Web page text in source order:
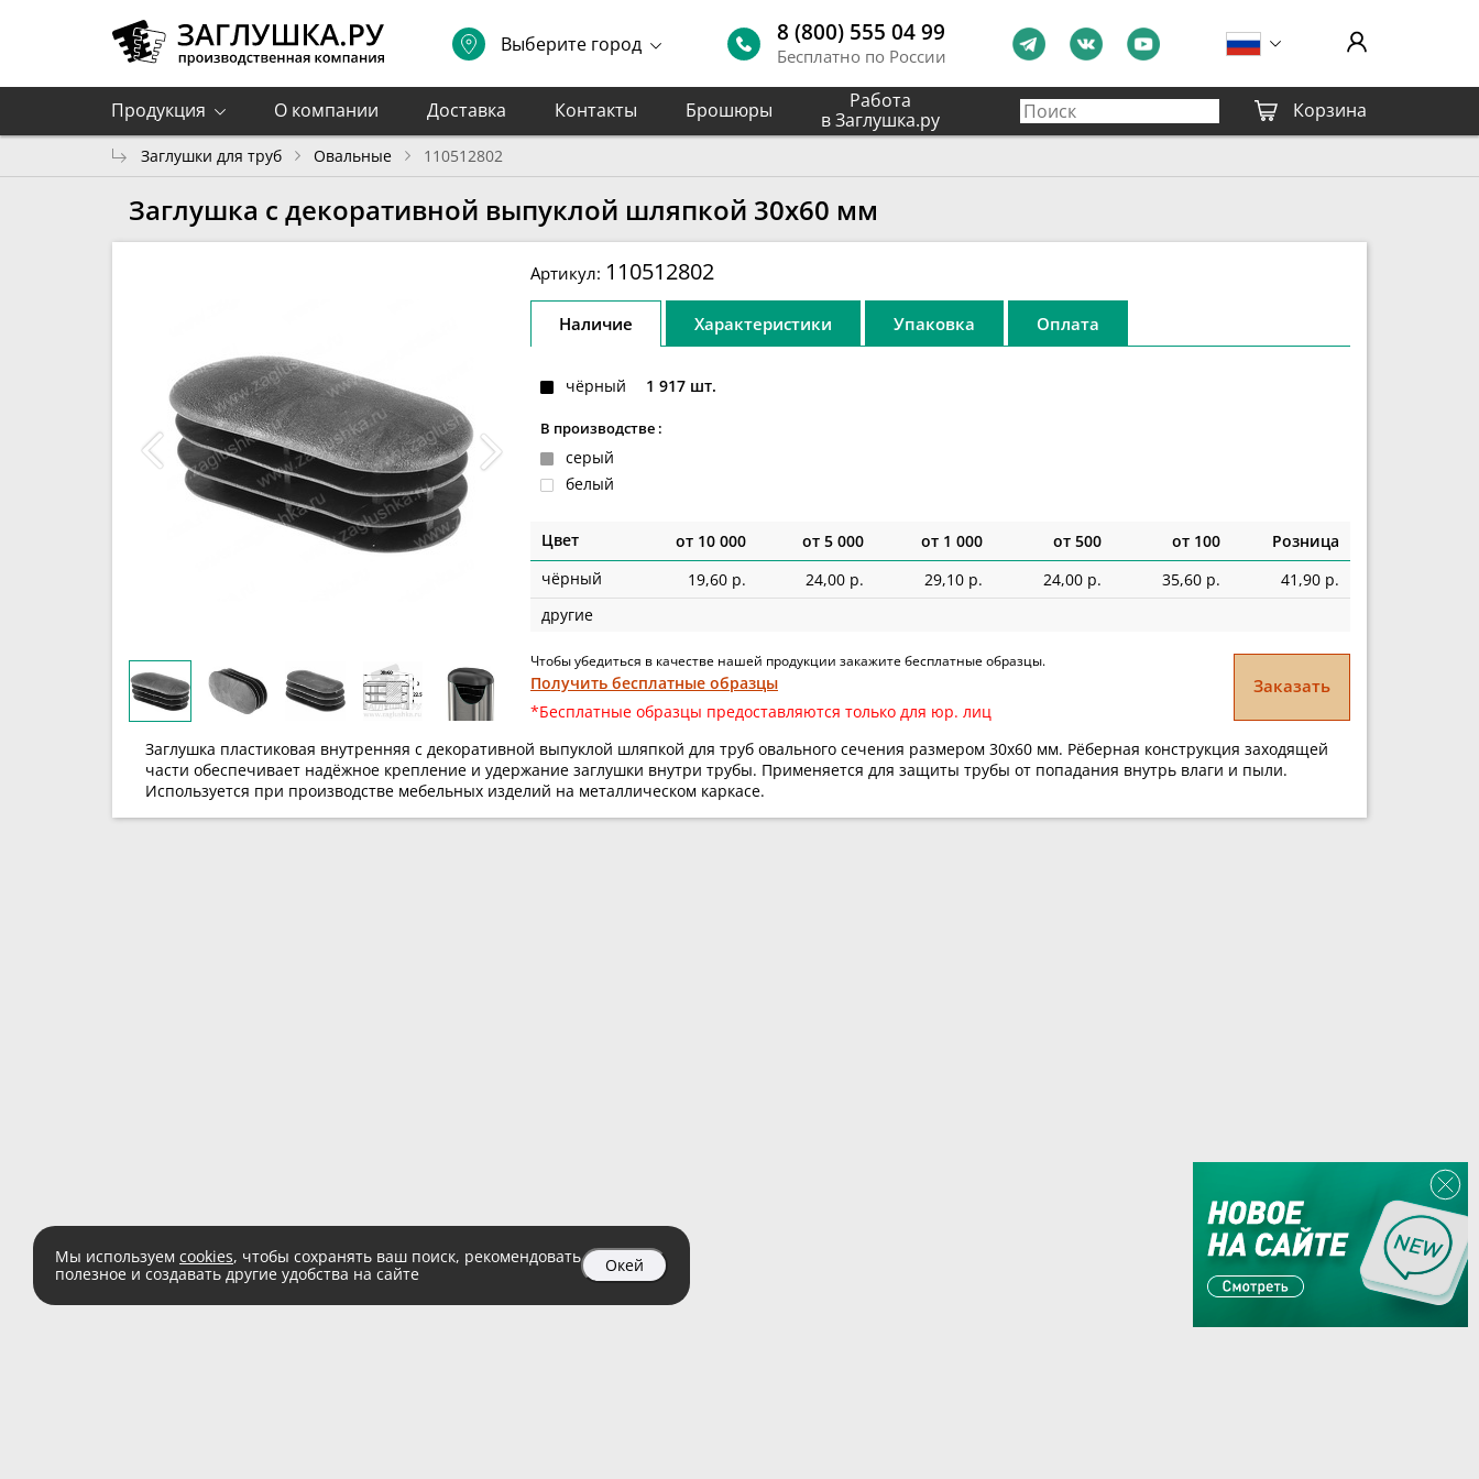
Выберите город 8 (800) 555 04 99
Бесплатно по России
Продукция О компании Доставка Контакты Брошюры
Работа
в Заглушка.ру
Корзина
Заглушки для труб Овальные 110512802
Заглушка с декоративной выпуклой шляпкой 30х60 мм
Артикул: 110512802
Наличие Характеристики Упаковка Оплата
чёрный 1 917 шт.
В производстве :
серый
белый
Цвет от 10 000 от 5 000 от 1 000 от 500 от 100
Розница
чёрный
19,60 р. 24,00 р. 29,10 р. 24,00 р. 35,60 р.
41,90 р.
другие
Чтобы убедиться в качестве нашей продукции закажите бесплатные образцы.
Получить бесплатные образцы
*Бесплатные образцы предоставляются только для юр. лиц
Заказать
Заглушка пластиковая внутренняя с декоративной выпуклой шляпкой для труб овального сечения размером 30х60 мм. Рёберная конструкция заходящей
части обеспечивает надёжное крепление и удержание заглушки внутри трубы. Применяется для защиты трубы от попадания внутрь влаги и пыли.
Используется при производстве мебельных изделий на металлическом каркасе.
Мы используем cookies, чтобы сохранять ваш поиск, рекомендовать
полезное и создавать другие удобства на сайте
Окей